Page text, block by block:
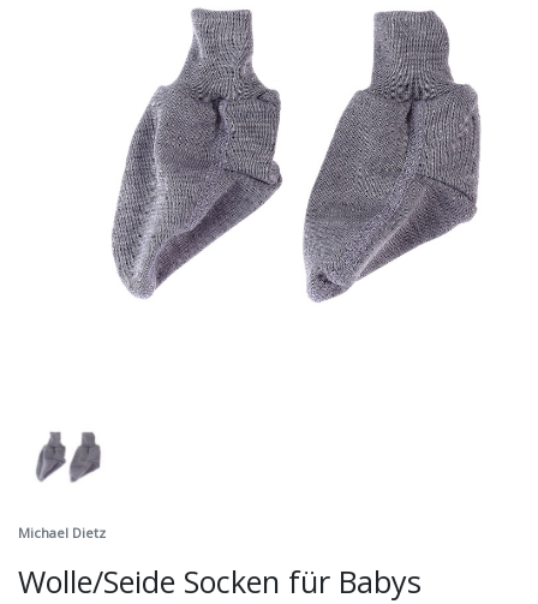
Michael Dietz
Wolle/Seide Socken für Babys